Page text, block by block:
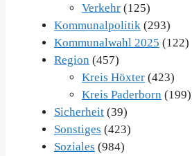
Verkehr (125)
Kommunalpolitik (293)
Kommunalwahl 2025 (122)
Region (457)
Kreis Höxter (423)
Kreis Paderborn (199)
Sicherheit (39)
Sonstiges (423)
Soziales (984)